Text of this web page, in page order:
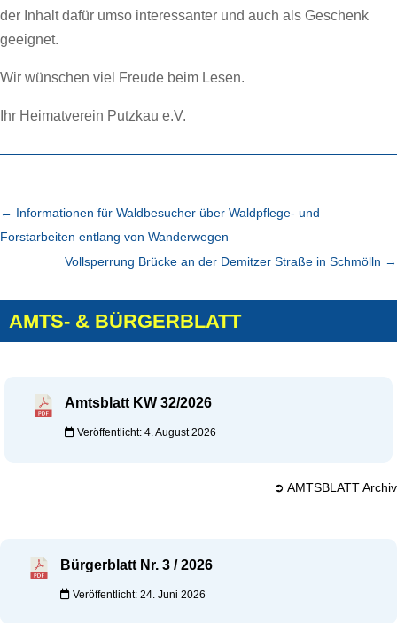
der Inhalt dafür umso interessanter und auch als Geschenk
geeignet.
Wir wünschen viel Freude beim Lesen.
Ihr Heimatverein Putzkau e.V.
← Informationen für Waldbesucher über Waldpflege- und
Forstarbeiten entlang von Wanderwegen
Vollsperrung Brücke an der Demitzer Straße in Schmölln →
AMTS- & BÜRGERBLATT
Amtsblatt KW 32/2026
Veröffentlicht: 4. August 2026
➲ AMTSBLATT Archiv
Bürgerblatt Nr. 3 / 2026
Veröffentlicht: 24. Juni 2026